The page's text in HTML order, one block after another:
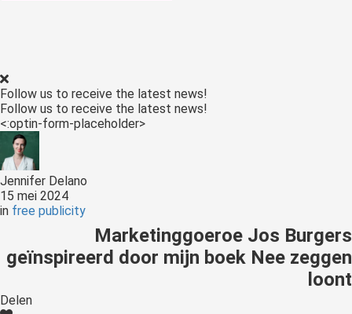
Follow us to receive the latest news!
Follow us to receive the latest news!
<:optin-form-placeholder>
Jennifer Delano
15 mei 2024
in free publicity
Marketinggoeroe Jos Burgers
geïnspireerd door mijn boek Nee zeggen
loont
Delen
gebruikt
deze
kan de
niet
worden
om
te